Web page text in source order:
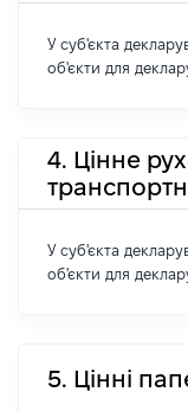
У суб'єкта
об'єкти для
4. Цінне
У суб'єкта
об'єкти для
5. Цінні